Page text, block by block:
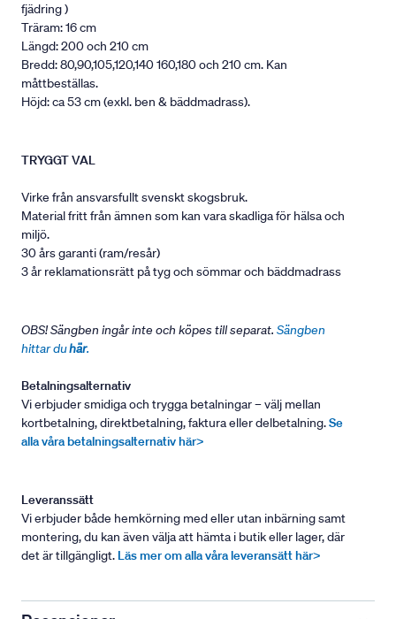
fjädring )
Träram: 16 cm
Längd: 200 och 210 cm
Bredd: 80,90,105,120,140 160,180 och 210 cm. Kan
måttbeställas.
Höjd: ca 53 cm (exkl. ben & bäddmadrass).
TRYGGT VAL
Virke från ansvarsfullt svenskt skogsbruk.
Material fritt från ämnen som kan vara skadliga för hälsa och
miljö.
30 års garanti (ram/resår)
3 år reklamationsrätt på tyg och sömmar och bäddmadrass
OBS! Sängben ingår inte och köpes till separat. Sängben
hittar duhär.
Betalningsalternativ
Vi erbjuder smidiga och trygga betalningar – välj mellan
kortbetalning, direktbetalning, faktura eller delbetalning.Se
alla våra betalningsalternativ här>
Leveranssätt
Vi erbjuder både hemkörning med eller utan inbärning samt
montering, du kan även välja att hämta i butik eller lager, där
det är tillgängligt. Läs mer om alla våra leveransätt här>